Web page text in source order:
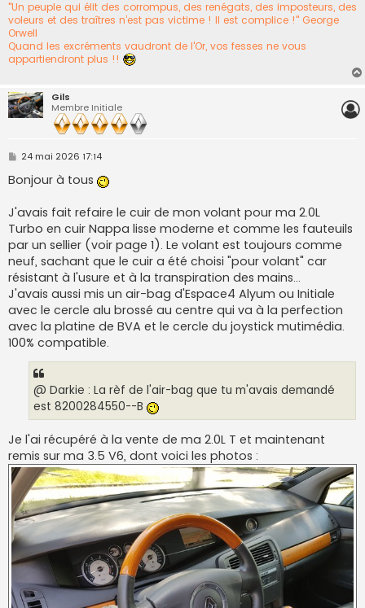
"Un peuple qui élit des corrompus, des renégats, des imposteurs, des
voleurs et des traîtres n’est pas victime ! Il est complice !" George
Orwell
Quand les excréments vaudront de l'Or, vos fesses ne vous
appartiendront plus !!
Gils
Membre Initiale
M
s
s
g
e
24 mai 2026 17:14
Bonjour à tous
J'avais fait refaire le cuir de mon volant pour ma 2.0L
Turbo en cuir Nappa lisse moderne et comme les fauteuils
par un sellier (voir page 1). Le volant est toujours comme
neuf, sachant que le cuir a été choisi "pour volant" car
résistant à l'usure et à la transpiration des mains...
J'avais aussi mis un air-bag d'Espace4 Alyum ou Initiale
avec le cercle alu brossé au centre qui va à la perfection
avec la platine de BVA et le cercle du joystick mutimédia.
100% compatible.
@ Darkie : La rèf de l'air-bag que tu m'avais demandé
est 8200284550--B
Je l'ai récupéré à la vente de ma 2.0L T et maintenant
remis sur ma 3.5 V6, dont voici les photos :